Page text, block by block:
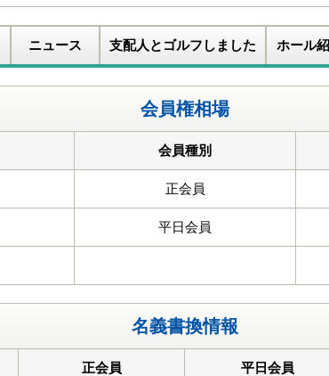
ニュース 支配人とゴルフしました ホール
会員権相場
会員種別
正会員
平日会員
名義書換情報
正会員 平日会員